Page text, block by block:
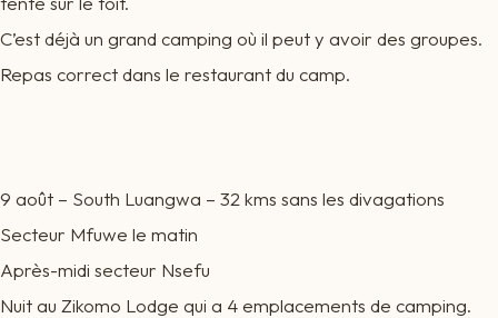
C’est déjà un grand camping où il peut y avoir des groupes.
Repas correct dans le restaurant du camp.
9 août – South Luangwa – 32 kms sans les divagations
Secteur Mfuwe le matin
Après-midi secteur Nsefu
Nuit au Zikomo Lodge qui a 4 emplacements de camping.